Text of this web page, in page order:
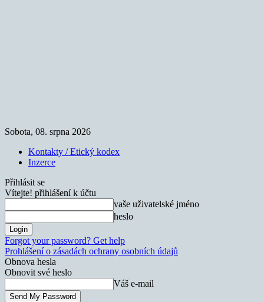
Sobota, 08. srpna 2026
Kontakty / Etický kodex
Inzerce
Přihlásit se
Vítejte! přihlášení k účtu
vaše uživatelské jméno
heslo
Forgot your password? Get help
Prohlášení o zásadách ochrany osobních údajů
Obnova hesla
Obnovit své heslo
Váš e-mail